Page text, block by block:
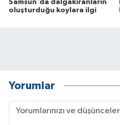
Samsun'da dalgakıranların
oluşturduğu koylara ilgi
Yorumlar